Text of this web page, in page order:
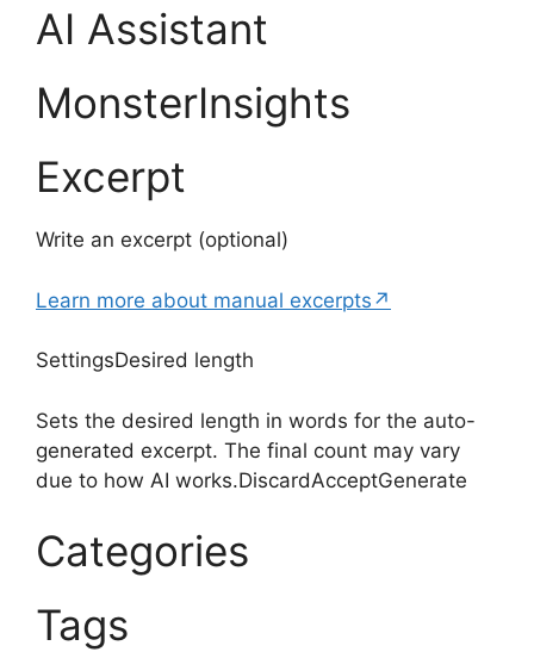
AI Assistant
MonsterInsights
Excerpt
Write an excerpt (optional)
Learn more about manual excerpts↗
SettingsDesired length
Sets the desired length in words for the auto-
generated excerpt. The final count may vary
due to how AI works.DiscardAcceptGenerate
Categories
Tags